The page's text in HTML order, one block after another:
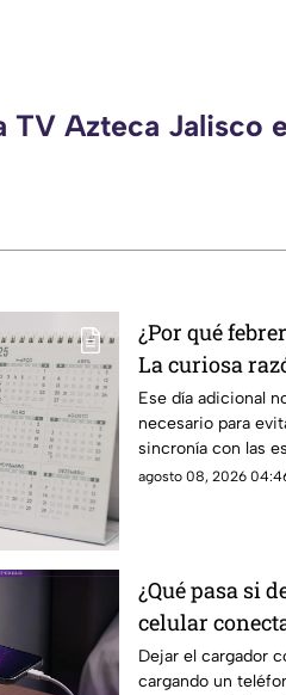
TV Azteca Jalisco
¿Por qué
La curiosa
bisiestos
Ese día adicional
necesario para
sincronía con las
agosto 08, 2026
¿Qué pasa si
celular
Dejar el cargador
cargando un